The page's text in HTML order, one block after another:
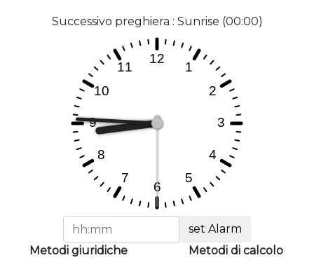
Successivo preghiera : Sunrise (00:00)
set Alarm
Metodi giuridiche
Metodi di calcolo